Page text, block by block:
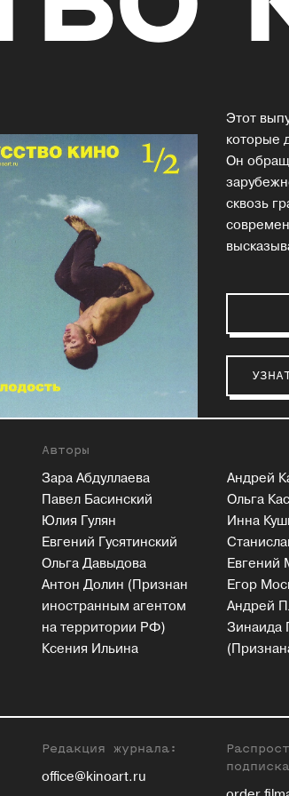
Этот
которые
Он
сквозь
Авторы
Зара Абдуллаева
Павел Басинский
Юлия Гулян
Евгений Гусятинский
Ольга Давыдова
Антон Долин (Признан
иностранным агентом
на территории РФ)
Ксения Ильина
Андрей
Ольга
Инна
Евгений
Егор
Андрей
Зинаида
Редакция журнала:
office@kinoart.ru